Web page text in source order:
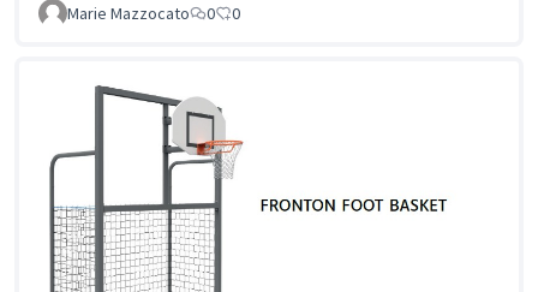
Marie Mazzocato
0 0